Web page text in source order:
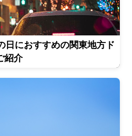
日におすすめの関東地方ド
紹介